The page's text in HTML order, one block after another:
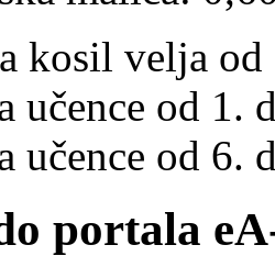
kosil velja
učence od 1.
učence od 6.
portala